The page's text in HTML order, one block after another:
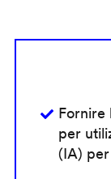
Fornire
per
(IA)